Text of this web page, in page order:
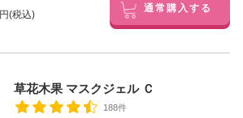
円(税込) 通常購入する
草花木果 マスクジェル Ｃ
188件